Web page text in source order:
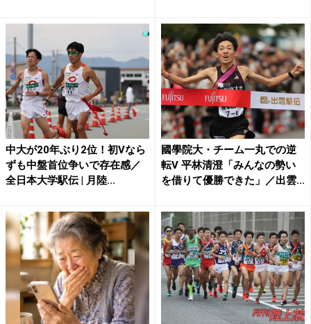
中大が20年ぶり2位！初Vなら
ずも中盤首位争いで存在感／
全日本大学駅伝 | 月陸...
國學院大・チーム一丸での逆
転V 平林清澄「みんなの勢い
を借りて優勝できた」／出雲...